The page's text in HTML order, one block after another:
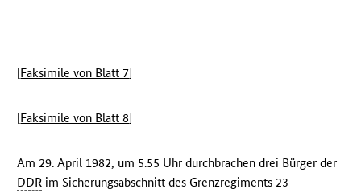
[Faksimile von Blatt 7]
[Faksimile von Blatt 8]
Am 29. April 1982, um 5.55 Uhr durchbrachen drei Bürger der
DDR im Sicherungsabschnitt des Grenzregiments 23